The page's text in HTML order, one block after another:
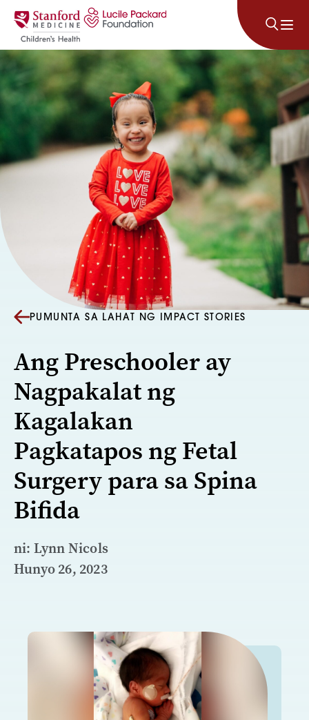
Lumaktaw sa nilalaman
PUMUNTA SA LAHAT NG IMPACT STORIES
Ang Preschooler ay
Nagpakalat ng
Kagalakan
Pagkatapos ng Fetal
Surgery para sa Spina
Bifida
ni: Lynn Nicols
Hunyo 26, 2023